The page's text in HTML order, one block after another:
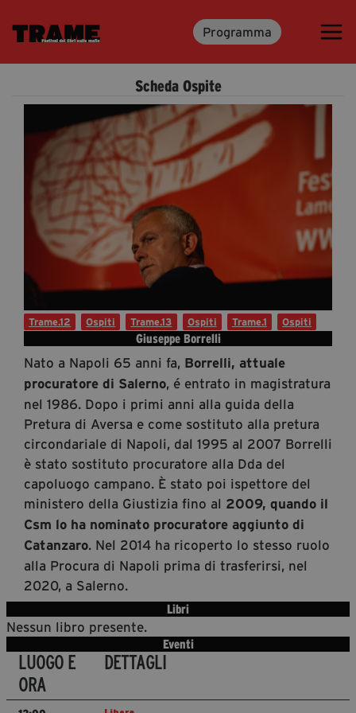
Programma
Trame.15
Libri | Trame.15
Media & Press
News & Kit
Accrediti Stampa | Trame.15
Cartella Stampa
Rassegna Stampa
Partecipa
Diventa Partner
Sostienici
Fondazione Trame
La fondazione 2025
Civico Trame
Progetto Trame a Scuola
Progetto Visioni Civiche
Mostra 3D - Visioni Civiche
Archivio Storico
Contatti
Scheda Ospite
Giuseppe Borrelli
Nato a Napoli 65 anni fa, Borrelli, attuale
procuratore di Salerno, é entrato in magistratura
nel 1986. Dopo i primi anni alla guida della
Pretura di Aversa e come sostituto alla pretura
circondariale di Napoli, dal 1995 al 2007 Borrelli
è stato sostituto procuratore alla Dda del
capoluogo campano. È stato poi ispettore del
ministero della Giustizia fino al 2009, quando il
Csm lo ha nominato procuratore aggiunto di
Catanzaro. Nel 2014 ha ricoperto lo stesso ruolo
alla Procura di Napoli prima di trasferirsi, nel
2020, a Salerno.
Trame.12 Ospiti Trame.13 Ospiti Trame.1 Ospiti
Libri
Nessun libro presente.
Eventi
LUOGO E
ORA
DETTAGLI